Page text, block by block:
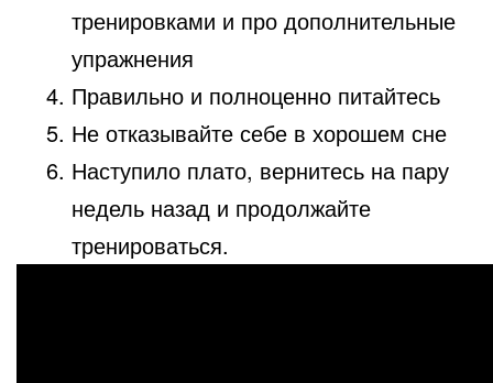
тренировками и про дополнительные
упражнения
Правильно и полноценно питайтесь
Не отказывайте себе в хорошем сне
Наступило плато, вернитесь на пару
недель назад и продолжайте
тренироваться.